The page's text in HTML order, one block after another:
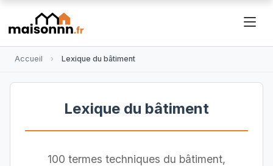
Accueil Lexique du bâtiment
Lexique du bâtiment
100 termes techniques du bâtiment,